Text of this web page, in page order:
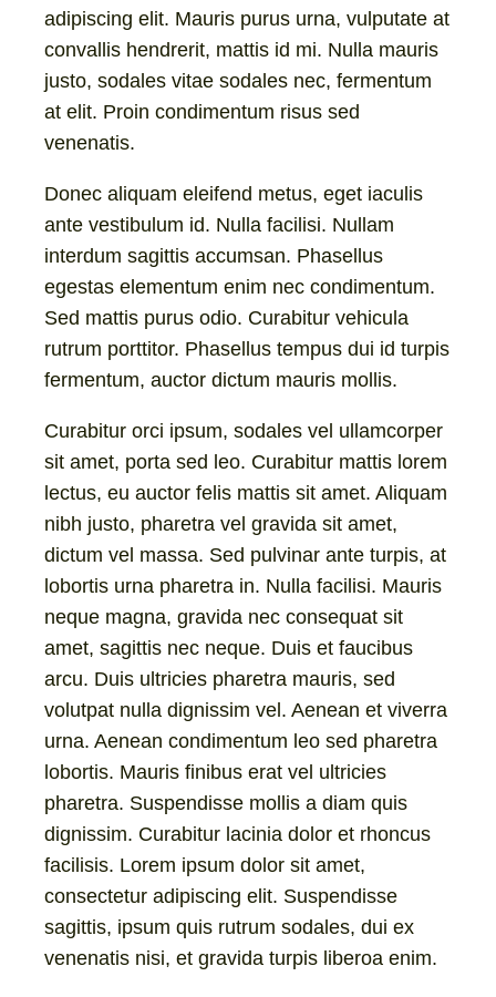
adipiscing elit. Mauris purus urna, vulputate at
convallis hendrerit, mattis id mi. Nulla mauris
justo, sodales vitae sodales nec, fermentum
at elit. Proin condimentum risus sed
venenatis.
Donec aliquam eleifend metus, eget iaculis
ante vestibulum id. Nulla facilisi. Nullam
interdum sagittis accumsan. Phasellus
egestas elementum enim nec condimentum.
Sed mattis purus odio. Curabitur vehicula
rutrum porttitor. Phasellus tempus dui id turpis
fermentum, auctor dictum mauris mollis.
Curabitur orci ipsum, sodales vel ullamcorper
sit amet, porta sed leo. Curabitur mattis lorem
lectus, eu auctor felis mattis sit amet. Aliquam
nibh justo, pharetra vel gravida sit amet,
dictum vel massa. Sed pulvinar ante turpis, at
lobortis urna pharetra in. Nulla facilisi. Mauris
neque magna, gravida nec consequat sit
amet, sagittis nec neque. Duis et faucibus
arcu. Duis ultricies pharetra mauris, sed
volutpat nulla dignissim vel. Aenean et viverra
urna. Aenean condimentum leo sed pharetra
lobortis. Mauris finibus erat vel ultricies
pharetra. Suspendisse mollis a diam quis
dignissim. Curabitur lacinia dolor et rhoncus
facilisis. Lorem ipsum dolor sit amet,
consectetur adipiscing elit. Suspendisse
sagittis, ipsum quis rutrum sodales, dui ex
venenatis nisi, et gravida turpis liberoa enim.